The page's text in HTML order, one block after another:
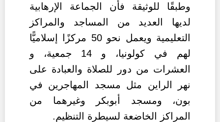
وطبقًا للوثيقة فأن الجماعة الإرهابية
لديها العديد من المساجد والمراكز
التعليمية ويعمل نحو 50 مركزًا إسلاميًّا
لهم في كولونيا، و 14 جمعية، و
العشرات من دور للصلاة والعبادة على
نهر الراين مثل مسجد المهاجرين في
بون، ومسجد أبوبكر وغيرهما من
المراكز الخاضعة لسيطرة التنظيم.